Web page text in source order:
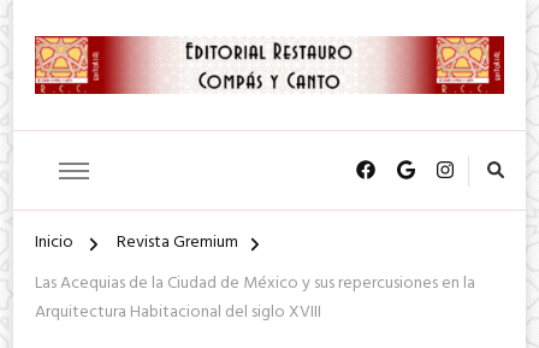
Inicio
Revista Gremium
Las Acequias de la Ciudad de México y sus repercusiones en la
Arquitectura Habitacional del siglo XVIII